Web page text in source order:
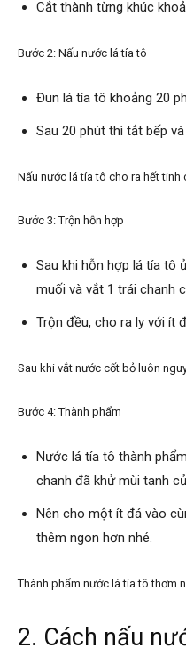
Cắt thành từng khúc
Bước 2: Nấu nước lá tía tô
Đun lá tía tô khoảng 20
Sau 20 phút thì tắt bếp
Nấu nước lá tía tô cho ra hết tinh
Bước 3: Trộn hỗn hợp
Sau khi hỗn hợp lá tía tô
muối và vắt 1 trái chanh
Trộn đều, cho ra ly với ít
Sau khi vắt nước cốt bỏ luôn
Bước 4: Thành phẩm
Nước lá tía tô thành
chanh đã khử mùi tanh
Nên cho một ít đá vào
thêm ngon hơn nhé.
Thành phẩm nước lá tía tô thơm
2. Cách nấu